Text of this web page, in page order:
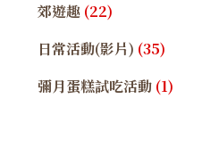
郊遊趣 (22)
日常活動(影片) (35)
彌月蛋糕試吃活動 (1)